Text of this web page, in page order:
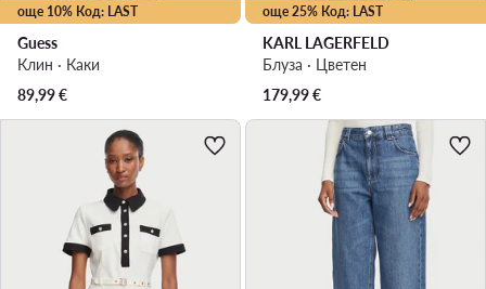
още 10% Код: LAST
Guess
Клин · Каки
89,99€
още 25% Код: LAST
KARL LAGERFELD
Блуза · Цветен
179,99€